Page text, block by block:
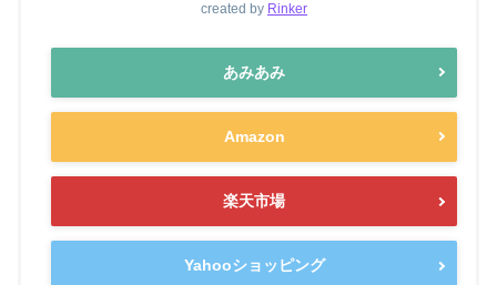
created by Rinker
あみあみ
Amazon
楽天市場
Yahooショッピング